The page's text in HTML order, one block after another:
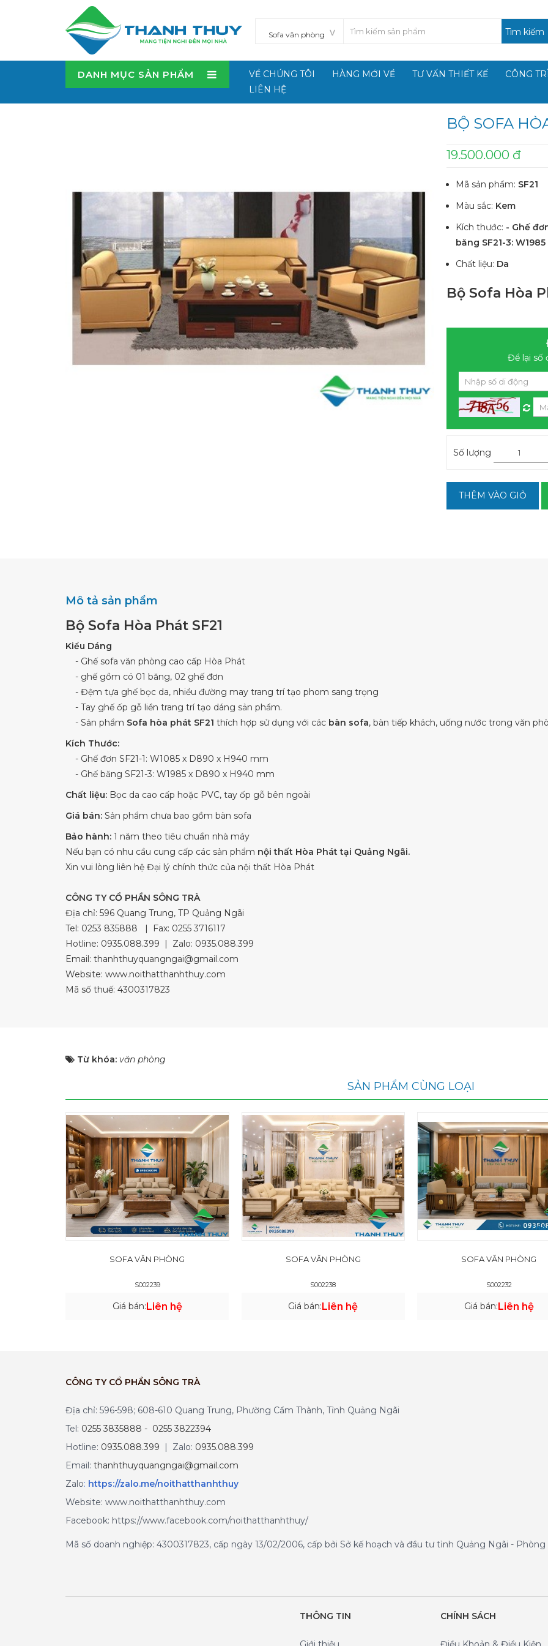
Tìm kiếm
DANH MỤC SẢN PHẨM VỀ CHÚNG TÔI HÀNG MỚI VỀ TƯ VẤN THIẾT KẾ
CÔNG
LIÊN HỆ
BỘ SOFA
19.500.000 đ
Mã sản phẩm: SF21
Màu sắc: Kem
Kích thước: - Ghế
băng SF21-3:
Chất liệu: Da
Bộ Sofa Hòa
Để lại số
Số lượng
THÊM VÀO GIỎ
Mô tả sản phẩm
Bộ Sofa Hòa Phát SF21
Kiểu Dáng
- Ghế sofa văn phòng cao cấp Hòa Phát
- ghế gồm có 01 băng, 02 ghế đơn
- Đệm tựa ghế bọc da, nhiều đường may trang trí tạo phom sang trọng
- Tay ghế ốp gỗ liền trang trí tạo dáng sản phẩm.
- Sản phẩm Sofa hòa phát SF21 thích hợp sử dụng với các bàn sofa, bàn tiếp khách, uống nước trong văn
Kích Thước:
- Ghế đơn SF21-1: W1085 x D890 x H940 mm
- Ghế băng SF21-3: W1985 x D890 x H940 mm
Chất liệu: Bọc da cao cấp hoặc PVC, tay ốp gỗ bên ngoài
Giá bán: Sản phẩm chưa bao gồm bàn sofa
Bảo hành: 1 năm theo tiêu chuẩn nhà máy
Nếu bạn có nhu cầu cung cấp các sản phẩm nội thất Hòa Phát tại Quảng Ngãi.
Xin vui lòng liên hệ Đại lý chính thức của nội thất Hòa Phát
CÔNG TY CỔ PHẦN SÔNG TRÀ
Địa chỉ: 596 Quang Trung, TP Quảng Ngãi
Tel: 0253 835888 | Fax: 0255 3716117
Hotline: 0935.088.399 | Zalo: 0935.088.399
Email: thanhthuyquangngai@gmail.com
Website: www.noithatthanhthuy.com
Mã số thuế: 4300317823
Từ khóa: văn phòng
SẢN PHẨM CÙNG LOẠI
SOFA VĂN PHÒNG
S002239
Giá bán:Liên hệ
SOFA VĂN PHÒNG
S002238
Giá bán:Liên hệ
SOFA VĂN PHÒNG
S002232
Giá bán:Liên hệ
CÔNG TY CỔ PHẦN SÔNG TRÀ
Địa chỉ: 596-598; 608-610 Quang Trung, Phường Cẩm Thành, Tỉnh Quảng Ngãi
Tel: 0255 3835888 - 0255 3822394
Hotline: 0935.088.399 | Zalo: 0935.088.399
Email: thanhthuyquangngai@gmail.com
Zalo: https://zalo.me/noithatthanhthuy
Website: www.noithatthanhthuy.com
Facebook: https://www.facebook.com/noithatthanhthuy/
Mã số doanh nghiệp: 4300317823, cấp ngày 13/02/2006, cấp bởi Sở kế hoạch và đầu tư tỉnh Quảng Ngãi -
THÔNG TIN CHÍNH SÁCH